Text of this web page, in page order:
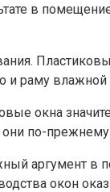
в
и раму
окна
они по-
аргумент в
окон